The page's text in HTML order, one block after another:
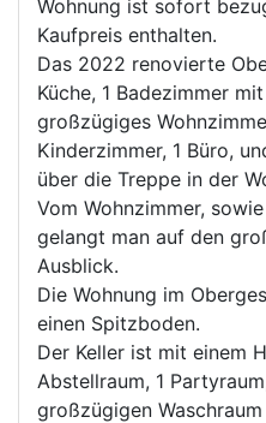
Wohnung ist sofort
Kaufpreis enthalten.
Das 2022 renovierte
Küche, 1 Badezimmer
großzügiges
Kinderzimmer, 1 Büro,
über die Treppe in der
Vom Wohnzimmer,
gelangt man auf den
Ausblick.
Die Wohnung im
einen Spitzboden.
Der Keller ist mit einem
Abstellraum, 1
großzügigen